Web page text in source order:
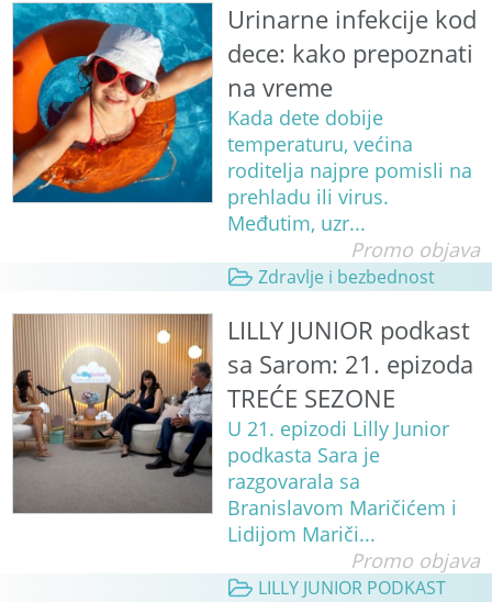
Urinarne infekcije kod
dece: kako prepoznati
na vreme
Kada dete dobije
temperaturu, većina
roditelja najpre pomisli na
prehladu ili virus.
Međutim, uzr...
Promo objava
Zdravlje i bezbednost
LILLY JUNIOR podkast
sa Sarom: 21. epizoda
TREĆE SEZONE
U 21. epizodi Lilly Junior
podkasta Sara je
razgovarala sa
Branislavom Maričićem i
Lidijom Mariči...
Promo objava
LILLY JUNIOR PODKAST